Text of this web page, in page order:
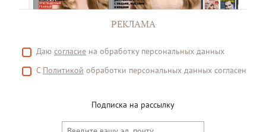
РЕКЛАМА
Даю согласие на обработку персональных данных
С Политикой обработки персональных данных согласен
Подписка на рассылку